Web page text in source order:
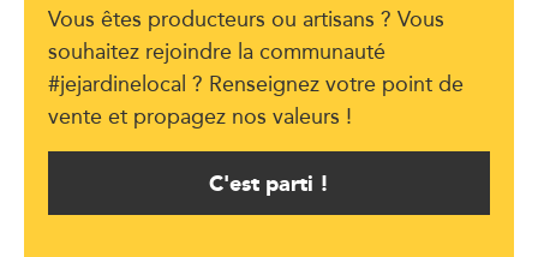
Vous êtes producteurs ou artisans ? Vous
souhaitez rejoindre la communauté
#jejardinelocal ? Renseignez votre point de
vente et propagez nos valeurs !
C'est parti !